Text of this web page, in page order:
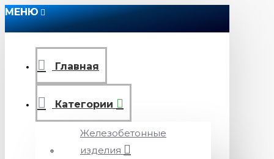
МЕНЮ
Главная
Категории
Железобетонные
изделия